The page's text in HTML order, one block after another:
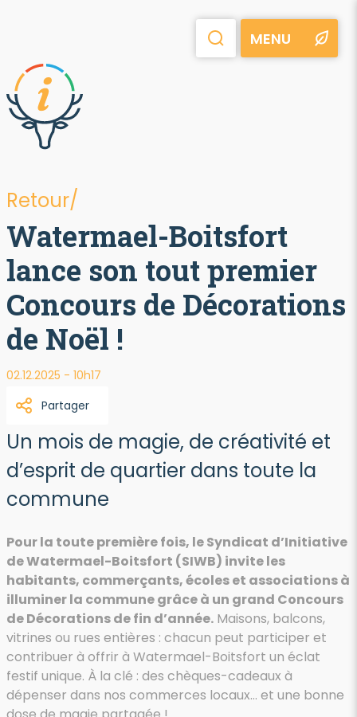
MENU
Retour/
Watermael-Boitsfort
lance son tout premier
Concours de Décorations
de Noël !
02.12.2025 - 10h17
Partager
Un mois de magie, de créativité et
d’esprit de quartier dans toute la
commune
Pour la toute première fois, le Syndicat d’Initiative
de Watermael-Boitsfort (SIWB) invite les
habitants, commerçants, écoles et associations à
illuminer la commune grâce à un grand Concours
de Décorations de fin d’année.Maisons, balcons,
vitrines ou rues entières : chacun peut participer et
contribuer à offrir à Watermael-Boitsfort un éclat
festif unique. À la clé : des chèques-cadeaux à
dépenser dans nos commerces locaux… et une bonne